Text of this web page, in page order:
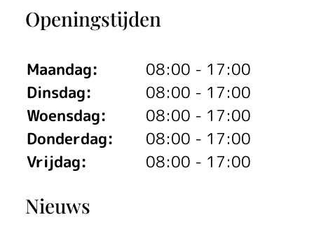
Openingstijden
Maandag:
08:00 - 17:00
Dinsdag:
08:00 - 17:00
Woensdag:
08:00 - 17:00
Donderdag:
08:00 - 17:00
Vrijdag:
08:00 - 17:00
Nieuws